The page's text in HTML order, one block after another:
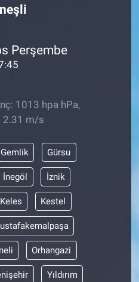
Perşembe
1013 hpa hPa,
2.31 m/s
Gemlik Gürsu
İnegöl İznik
Keles Kestel
Orhangazi
Yıldırım